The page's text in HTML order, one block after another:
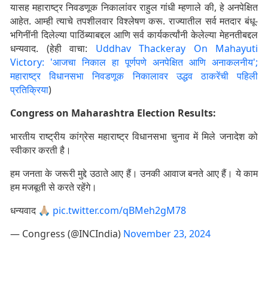
यासह महाराष्ट्र निवडणूक निकालांवर राहुल गांधी म्हणाले की, हे अनपेक्षित
आहेत. आम्ही त्याचे तपशीलवार विश्लेषण करू. राज्यातील सर्व मतदार बंधू-
भगिनींनी दिलेल्या पाठिंब्याबद्दल आणि सर्व कार्यकर्त्यांनी केलेल्या मेहनतीबद्दल
धन्यवाद. (हेही वाचा: Uddhav Thackeray On Mahayuti
Victory: 'आजचा निकाल हा पूर्णपणे अनपेक्षित आणि अनाकलनीय';
महाराष्ट्र विधानसभा निवडणूक निकालावर उद्धव ठाकरेंची पहिली
प्रतिक्रिया)
Congress on Maharashtra Election Results:
भारतीय राष्ट्रीय कांग्रेस महाराष्ट्र विधानसभा चुनाव में मिले जनादेश को
स्वीकार करती है।
हम जनता के जरूरी मुद्दे उठाते आए हैं। उनकी आवाज बनते आए हैं। ये काम
हम मजबूती से करते रहेंगे।
धन्यवाद 🙏🏼 pic.twitter.com/qBMeh2gM78
— Congress (@INCIndia) November 23, 2024